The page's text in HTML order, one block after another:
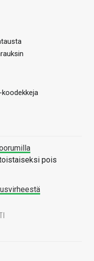
koodekkeja
pois